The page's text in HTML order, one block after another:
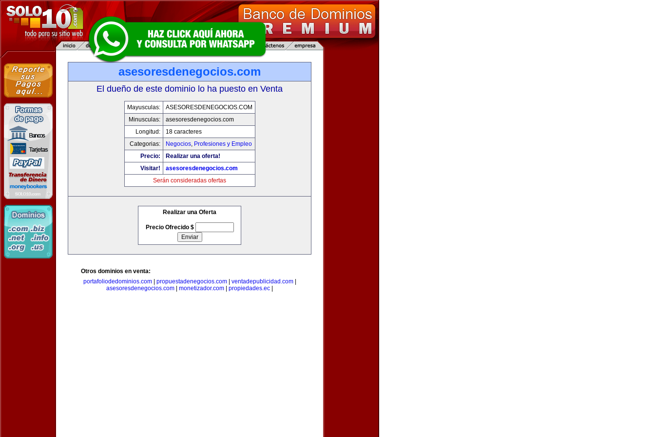
asesoresdenegocios.com
El dueño de este dominio lo ha puesto en Venta
Mayusculas:
ASESORESDENEGOCIOS.COM
Minusculas:
asesoresdenegocios.com
Longitud:
18 caracteres
Categorias:
Negocios, Profesiones y Empleo
Precio:
Realizar una oferta!
Visitar!
asesoresdenegocios.com
Serán consideradas ofertas
Realizar una Oferta
Precio Ofrecido $
Otros dominios en venta:
portafoliodedominios.com| propuestadenegocios.com| ventadepublicidad.com|
asesoresdenegocios.com
monetizador.com propiedades.ec